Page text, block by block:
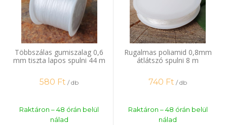
Többszálas gumiszalag 0,6
mm tiszta lapos spulni 44 m
580 Ft / db
Raktáron – 48 órán belül
nálad
Rugalmas poliamid 0,8mm
átlátszó spulni 8 m
740 Ft / db
Raktáron – 48 órán belül
nálad